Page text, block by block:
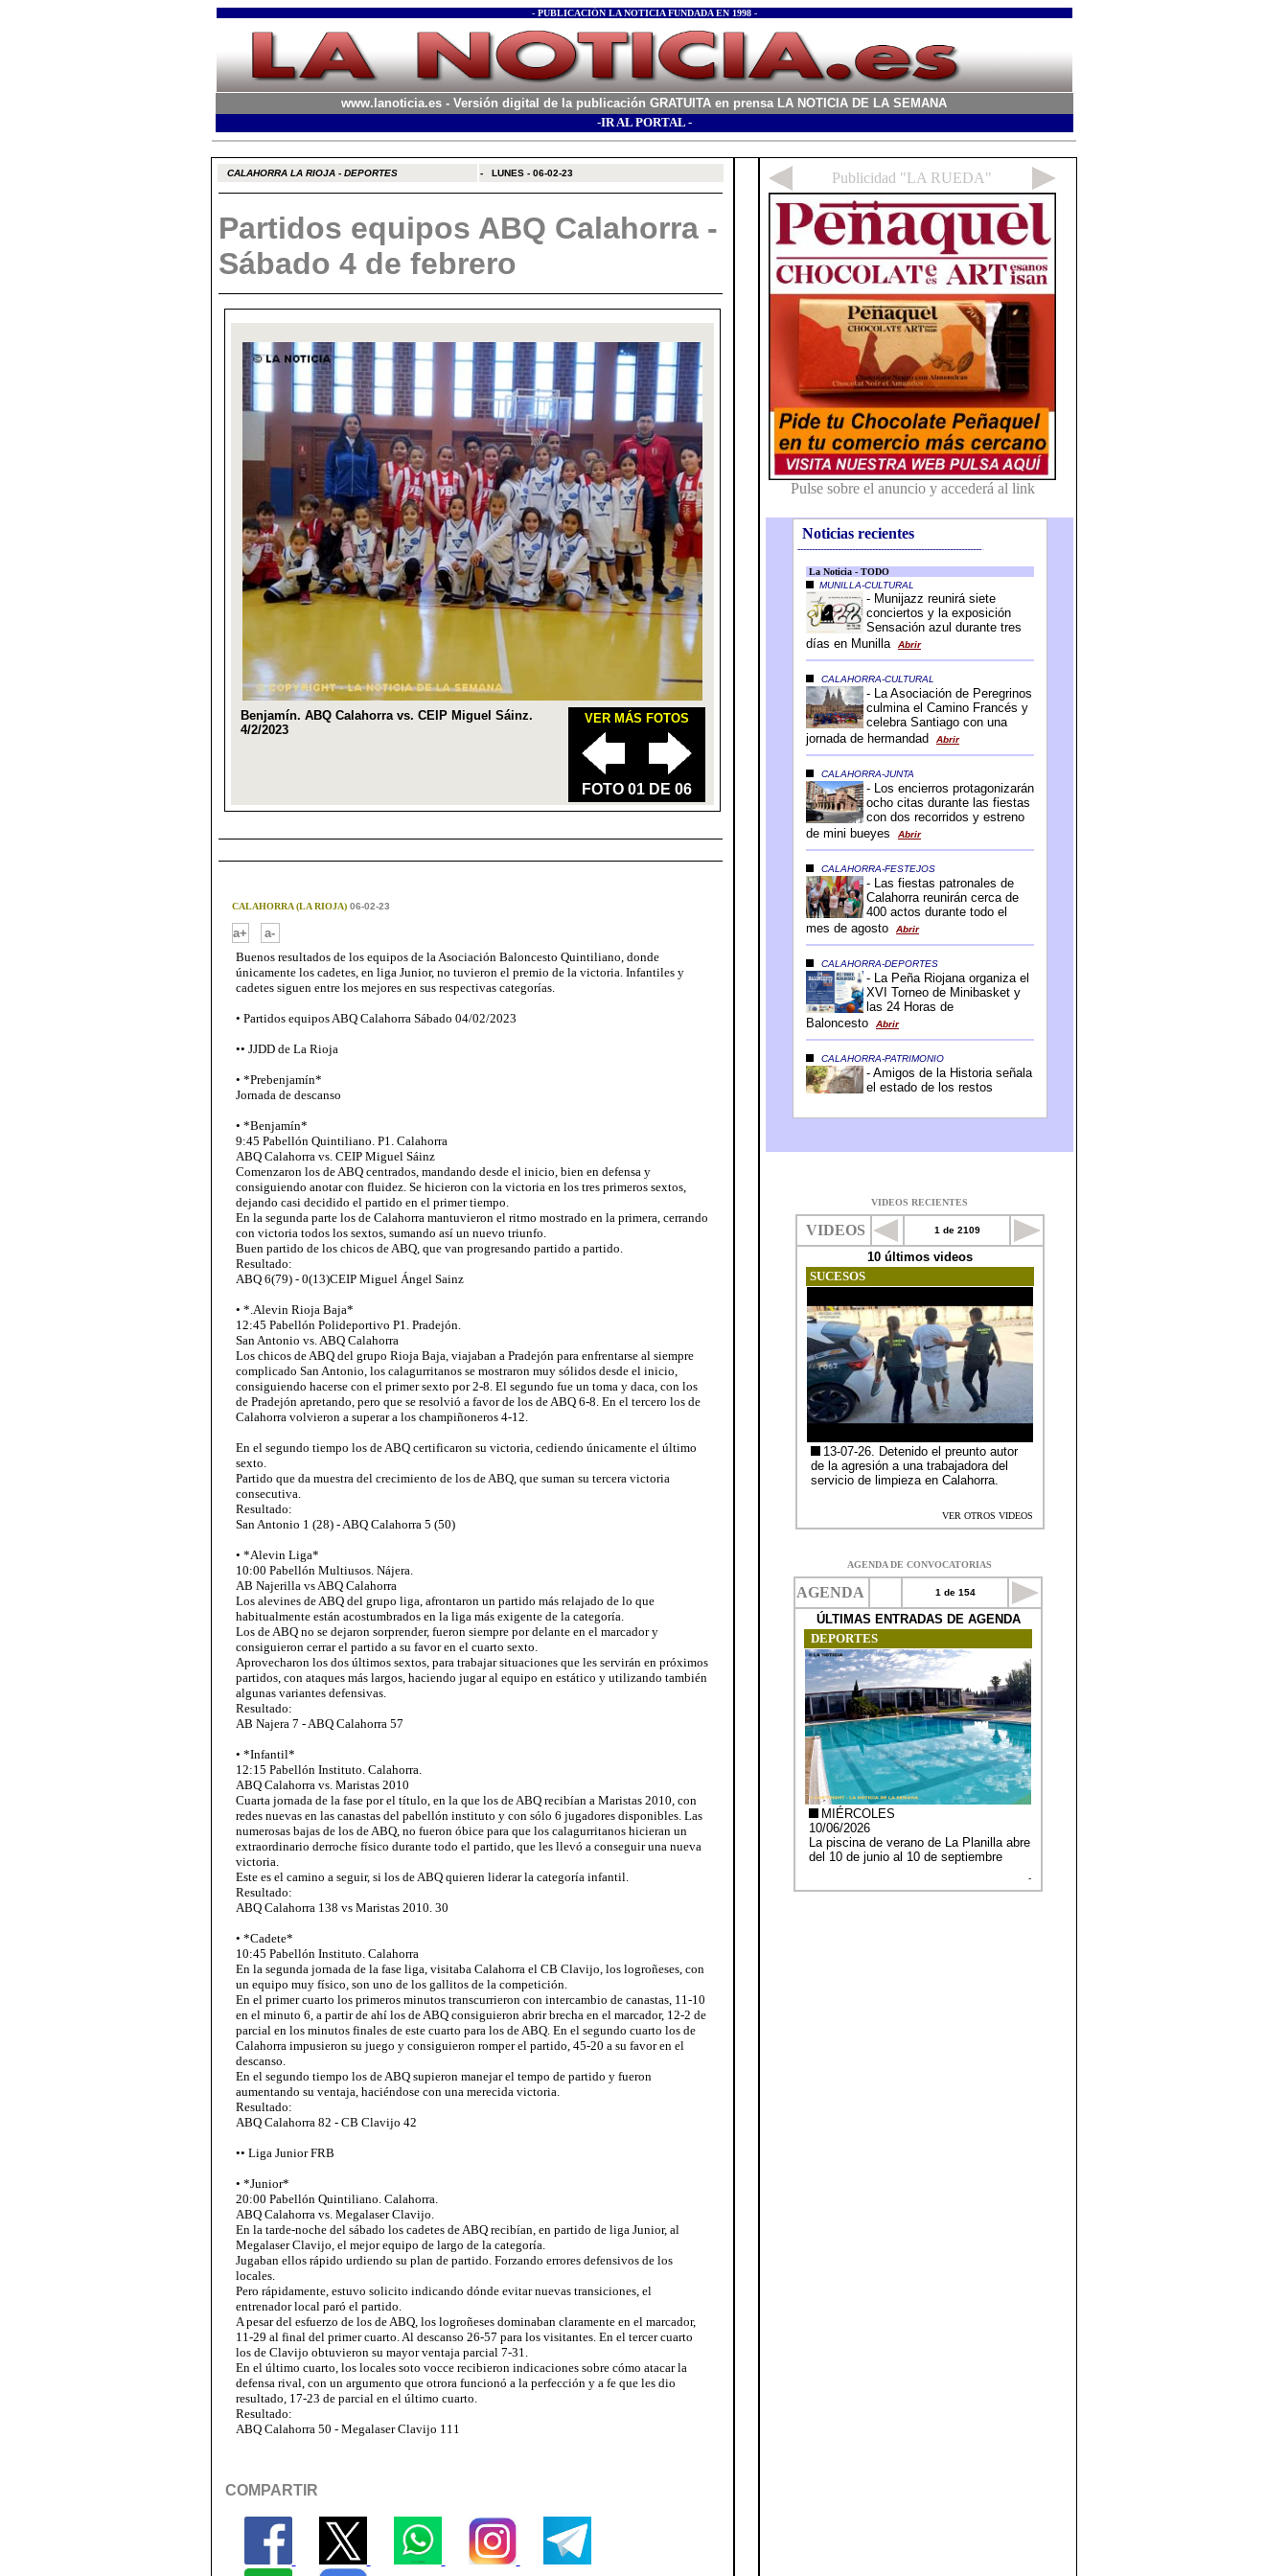
- PUBLICACIÓN LA NOTICIA FUNDADA EN 1998 -
www.lanoticia.es - Versión digital de la publicación GRATUITA en prensa LA NOTICIA DE LA SEMANA
-IR AL PORTAL -
CALAHORRA LA RIOJA - DEPORTES - LUNES - 06-02-23
Partidos equipos ABQ Calahorra -
Sábado 4 de febrero
CALAHORRA (LA RIOJA)06-02-23
a+
a-
Buenos resultados de los equipos de la Asociación Baloncesto Quintiliano, donde
únicamente los cadetes, en liga Junior, no tuvieron el premio de la victoria. Infantiles y
cadetes siguen entre los mejores en sus respectivas categorías.
• Partidos equipos ABQ Calahorra Sábado 04/02/2023
•• JJDD de La Rioja
• *Prebenjamín*
Jornada de descanso
• *Benjamín*
9:45 Pabellón Quintiliano. P1. Calahorra
ABQ Calahorra vs. CEIP Miguel Sáinz
Comenzaron los de ABQ centrados, mandando desde el inicio, bien en defensa y
consiguiendo anotar con fluidez. Se hicieron con la victoria en los tres primeros sextos,
dejando casi decidido el partido en el primer tiempo.
En la segunda parte los de Calahorra mantuvieron el ritmo mostrado en la primera, cerrando
con victoria todos los sextos, sumando así un nuevo triunfo.
Buen partido de los chicos de ABQ, que van progresando partido a partido.
Resultado:
ABQ 6(79) - 0(13)CEIP Miguel Ángel Sainz
• *.Alevin Rioja Baja*
12:45 Pabellón Polideportivo P1. Pradejón.
San Antonio vs. ABQ Calahorra
Los chicos de ABQ del grupo Rioja Baja, viajaban a Pradejón para enfrentarse al siempre
complicado San Antonio, los calagurritanos se mostraron muy sólidos desde el inicio,
consiguiendo hacerse con el primer sexto por 2-8. El segundo fue un toma y daca, con los
de Pradejón apretando, pero que se resolvió a favor de los de ABQ 6-8. En el tercero los de
Calahorra volvieron a superar a los champiñoneros 4-12.
En el segundo tiempo los de ABQ certificaron su victoria, cediendo únicamente el último
sexto.
Partido que da muestra del crecimiento de los de ABQ, que suman su tercera victoria
consecutiva.
Resultado:
San Antonio 1 (28) - ABQ Calahorra 5 (50)
• *Alevin Liga*
10:00 Pabellón Multiusos. Nájera.
AB Najerilla vs ABQ Calahorra
Los alevines de ABQ del grupo liga, afrontaron un partido más relajado de lo que
habitualmente están acostumbrados en la liga más exigente de la categoría.
Los de ABQ no se dejaron sorprender, fueron siempre por delante en el marcador y
consiguieron cerrar el partido a su favor en el cuarto sexto.
Aprovecharon los dos últimos sextos, para trabajar situaciones que les servirán en próximos
partidos, con ataques más largos, haciendo jugar al equipo en estático y utilizando también
algunas variantes defensivas.
Resultado:
AB Najera 7 - ABQ Calahorra 57
• *Infantil*
12:15 Pabellón Instituto. Calahorra.
ABQ Calahorra vs. Maristas 2010
Cuarta jornada de la fase por el título, en la que los de ABQ recibían a Maristas 2010, con
redes nuevas en las canastas del pabellón instituto y con sólo 6 jugadores disponibles. Las
numerosas bajas de los de ABQ, no fueron óbice para que los calagurritanos hicieran un
extraordinario derroche físico durante todo el partido, que les llevó a conseguir una nueva
victoria.
Este es el camino a seguir, si los de ABQ quieren liderar la categoría infantil.
Resultado:
ABQ Calahorra 138 vs Maristas 2010. 30
• *Cadete*
10:45 Pabellón Instituto. Calahorra
En la segunda jornada de la fase liga, visitaba Calahorra el CB Clavijo, los logroñeses, con
un equipo muy físico, son uno de los gallitos de la competición.
En el primer cuarto los primeros minutos transcurrieron con intercambio de canastas, 11-10
en el minuto 6, a partir de ahí los de ABQ consiguieron abrir brecha en el marcador, 12-2 de
parcial en los minutos finales de este cuarto para los de ABQ. En el segundo cuarto los de
Calahorra impusieron su juego y consiguieron romper el partido, 45-20 a su favor en el
descanso.
En el segundo tiempo los de ABQ supieron manejar el tempo de partido y fueron
aumentando su ventaja, haciéndose con una merecida victoria.
Resultado:
ABQ Calahorra 82 - CB Clavijo 42
•• Liga Junior FRB
• *Junior*
20:00 Pabellón Quintiliano. Calahorra.
ABQ Calahorra vs. Megalaser Clavijo.
En la tarde-noche del sábado los cadetes de ABQ recibían, en partido de liga Junior, al
Megalaser Clavijo, el mejor equipo de largo de la categoría.
Jugaban ellos rápido urdiendo su plan de partido. Forzando errores defensivos de los
locales.
Pero rápidamente, estuvo solicito indicando dónde evitar nuevas transiciones, el
entrenador local paró el partido.
A pesar del esfuerzo de los de ABQ, los logroñeses dominaban claramente en el marcador,
11-29 al final del primer cuarto. Al descanso 26-57 para los visitantes. En el tercer cuarto
los de Clavijo obtuvieron su mayor ventaja parcial 7-31.
En el último cuarto, los locales soto vocce recibieron indicaciones sobre cómo atacar la
defensa rival, con un argumento que otrora funcionó a la perfección y a fe que les dio
resultado, 17-23 de parcial en el último cuarto.
Resultado:
ABQ Calahorra 50 - Megalaser Clavijo 111
COMPARTIR
Noticias recientes
-----------------------------------------------------------------
VIDEOS RECIENTES
AGENDA DE CONVOCATORIAS